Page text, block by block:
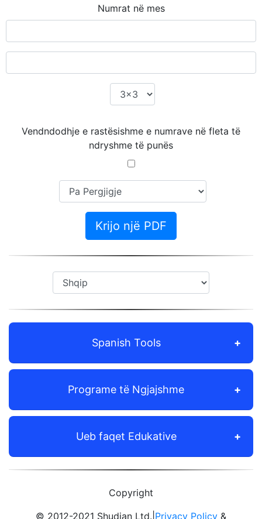
Numrat në mes
Vendndodhje e rastësishme e numrave në fleta të
ndryshme të punës
Krijo një PDF
Spanish Tools
Programe të Ngjajshme
Ueb faqet Edukative
Copyright
© 2012-2021 Shudian Ltd.| Privacy Policy &